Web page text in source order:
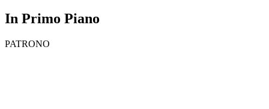
In Primo Piano
PATRONO